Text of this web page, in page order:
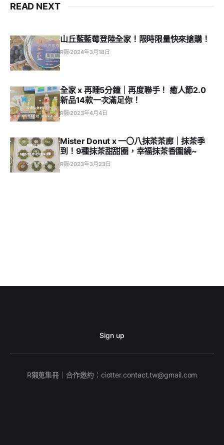
READ NEXT
山丘藍藍莓登陸全家！限時限量快來搶購！
R獺 2024年3月18日
全家 x 再睡5分鐘｜再度聯手！ 癒人節2.0
新品14款一次滿足你！
R獺 2023年4月4日
Mister Donut x 一〇八抹茶茶廊｜抹茶季
到！9種抹茶甜甜圈，幸福抹茶香圍繞~
R獺 2023年3月23日
Sign up
R獺蒐集冊｜合作邀約： ciotter.contact.tw@gmail.com